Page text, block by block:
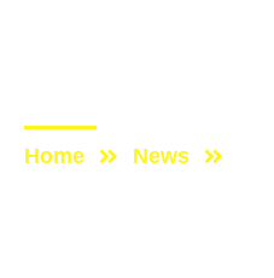
Home News